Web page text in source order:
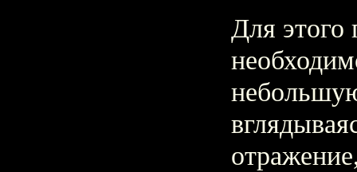
Для этого